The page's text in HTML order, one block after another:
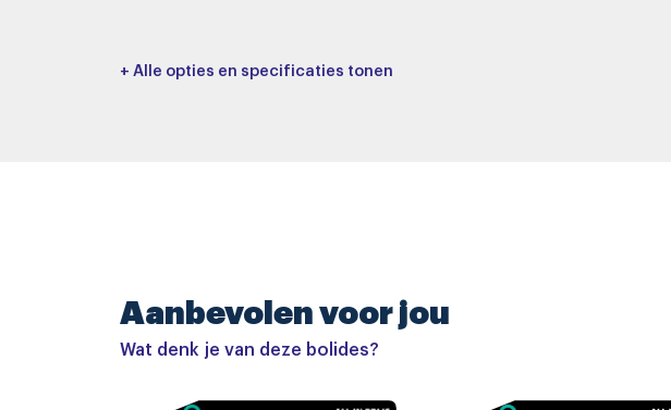
Interieurkleur
LED koplampen
+ Alle opties en specificaties tonen
Aanbevolen voor jou
Wat denk je van deze bolides?